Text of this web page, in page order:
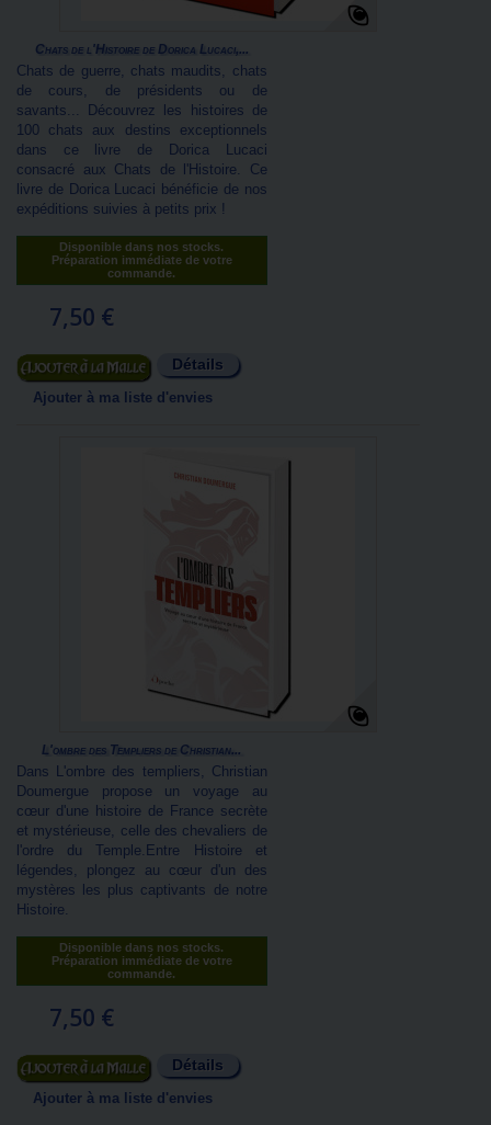
Chats de l'Histoire de Dorica Lucaci,...
Chats de guerre, chats maudits, chats
de cours, de présidents ou de
savants... Découvrez les histoires de
100 chats aux destins exceptionnels
dans ce livre de Dorica Lucaci
consacré aux Chats de l'Histoire. Ce
livre de Dorica Lucaci bénéficie de nos
expéditions suivies à petits prix !
Disponible dans nos stocks.
Préparation immédiate de votre
commande.
7,50 €
Ajouter au panier Détails
Ajouter à ma liste d'envies
L'ombre des Templiers de Christian...
Dans L'ombre des templiers, Christian
Doumergue propose un voyage au
cœur d'une histoire de France secrète
et mystérieuse, celle des chevaliers de
l'ordre du Temple.Entre Histoire et
légendes, plongez au cœur d'un des
mystères les plus captivants de notre
Histoire.
Disponible dans nos stocks.
Préparation immédiate de votre
commande.
7,50 €
Ajouter au panier Détails
Ajouter à ma liste d'envies